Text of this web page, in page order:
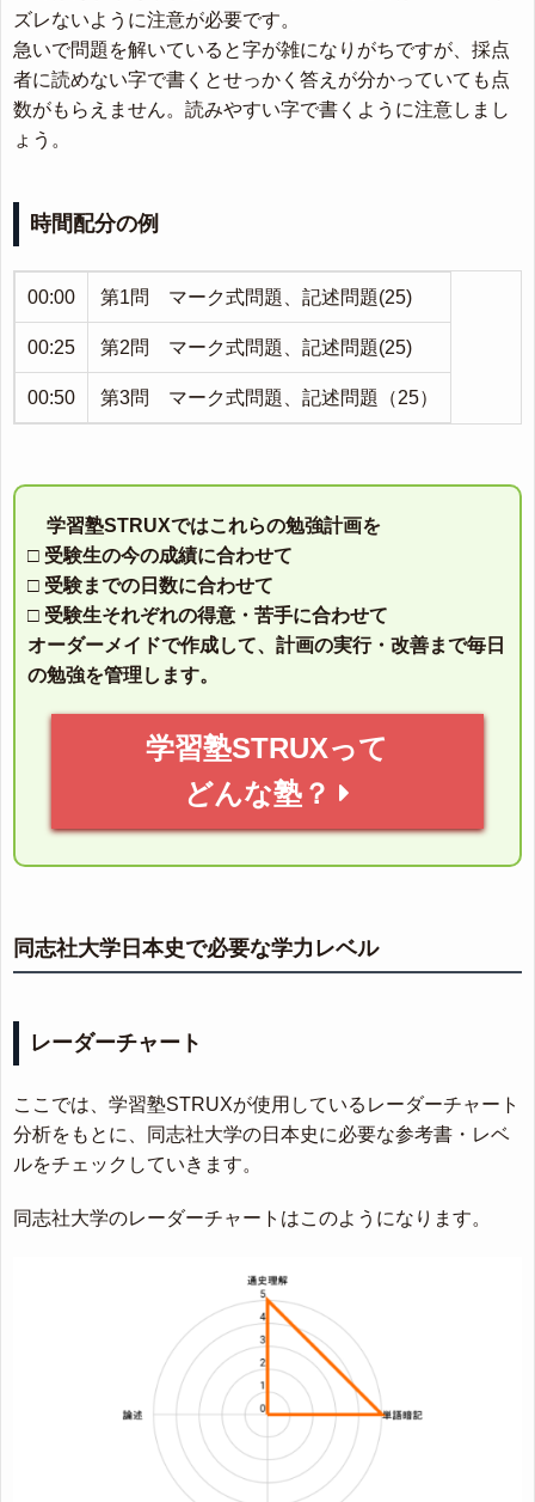
ズレないように注意が必要です。
急いで問題を解いていると字が雑になりがちですが、採点
者に読めない字で書くとせっかく答えが分かっていても点
数がもらえません。読みやすい字で書くように注意しまし
ょう。
時間配分の例
00:00 第1問 マーク式問題、記述問題(25)
00:25 第2問 マーク式問題、記述問題(25)
00:50 第3問 マーク式問題、記述問題（25）
学習塾STRUXではこれらの勉強計画を
□ 受験生の今の成績に合わせて
□ 受験までの日数に合わせて
□ 受験生それぞれの得意・苦手に合わせて
オーダーメイドで作成して、計画の実行・改善まで毎日
の勉強を管理します。
学習塾STRUXって
どんな塾？
同志社大学日本史で必要な学力レベル
レーダーチャート
ここでは、学習塾STRUXが使用しているレーダーチャート
分析をもとに、同志社大学の日本史に必要な参考書・レベ
ルをチェックしていきます。
同志社大学のレーダーチャートはこのようになります。